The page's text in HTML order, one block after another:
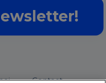
Contact